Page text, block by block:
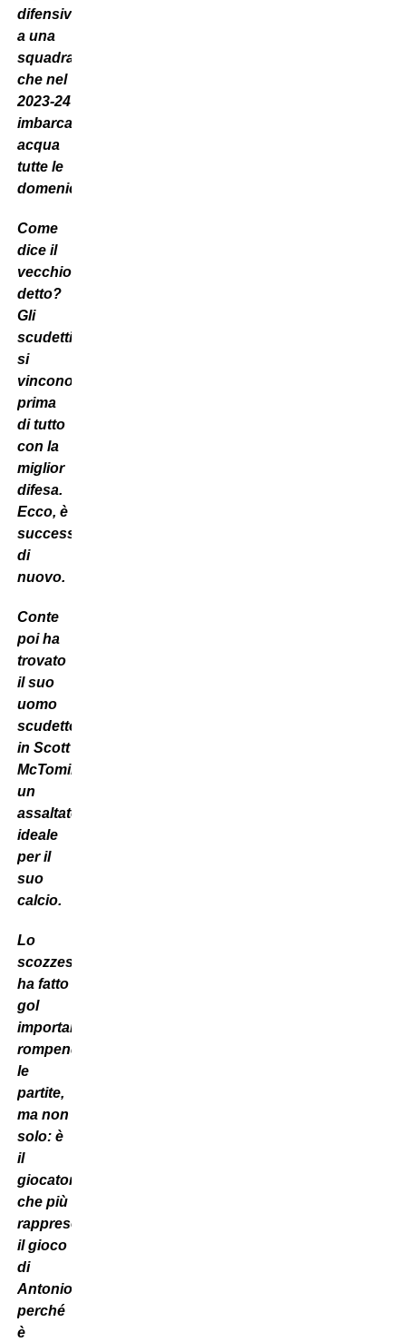
difensiva
a una
squadra
che nel
2023-24
imbarcava
acqua
tutte le
domeniche.
Come
dice il
vecchio
detto?
Gli
scudetti
si
vincono
prima
di tutto
con la
miglior
difesa.
Ecco, è
successo
di
nuovo.
Conte
poi ha
trovato
il suo
uomo
scudetto
in Scott
McTominay,
un
assaltatore
ideale
per il
suo
calcio.
Lo
scozzese
ha fatto
gol
importanti,
rompendo
le
partite,
ma non
solo: è
il
giocatore
che più
rappresenta
il gioco
di
Antonio,
perché
è